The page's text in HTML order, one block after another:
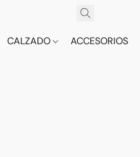
CALZADO ACCESORIOS